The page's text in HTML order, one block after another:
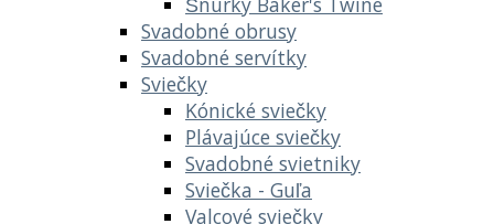
Svadobné obrusy
Svadobné servítky
Sviečky
Kónické sviečky
Plávajúce sviečky
Svadobné svietniky
Sviečka - Guľa
Valcové sviečky